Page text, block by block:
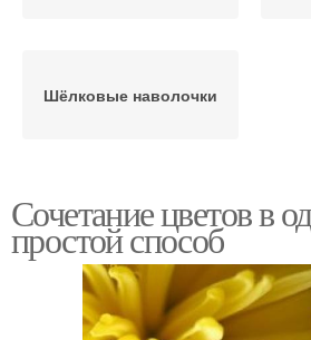
Шёлковые наволочки
Сочетание цветов в
простой способ